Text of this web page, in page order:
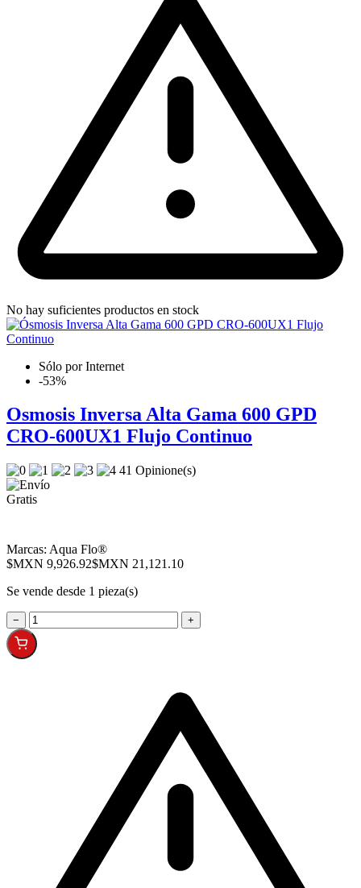
No hay suficientes productos en stock
Sólo por Internet
-53%
Osmosis Inversa Alta Gama 600 GPD
CRO-600UX1 Flujo Continuo
41 Opinione(s)
Marcas: Aqua Flo®
$MXN 9,926.92$MXN 21,121.10
Se vende desde 1 pieza(s)
− +